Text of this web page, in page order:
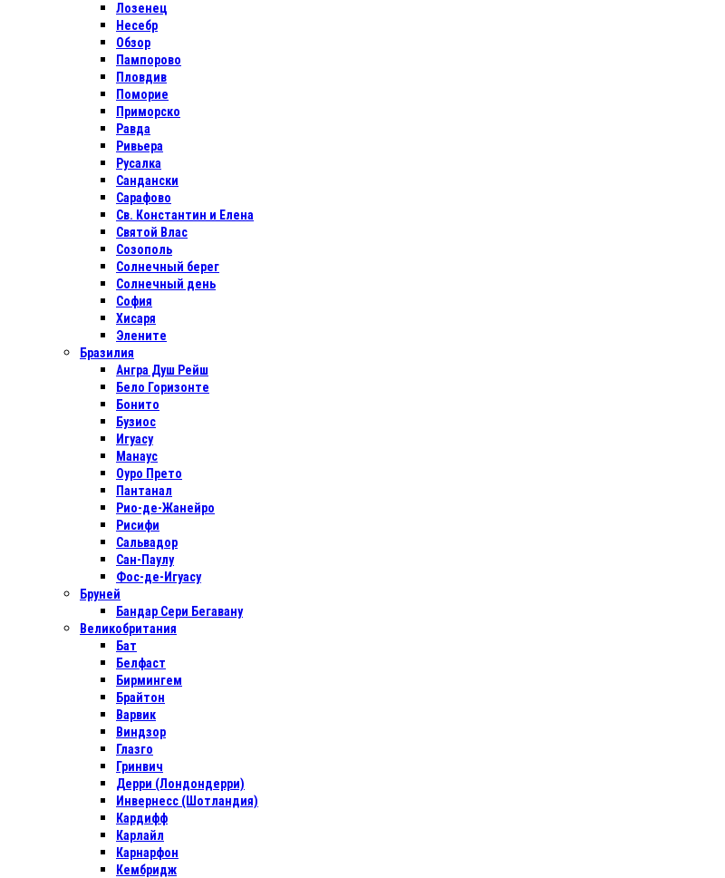
Лозенец
Несебр
Обзор
Пампорово
Пловдив
Поморие
Приморско
Равда
Ривьера
Русалка
Сандански
Сарафово
Св. Константин и Елена
Святой Влас
Созополь
Солнечный берег
Солнечный день
София
Хисаря
Элените
Бразилия
Ангра Душ Рейш
Бело Горизонте
Бонито
Бузиос
Игуасу
Манаус
Оуро Прето
Пантанал
Рио-де-Жанейро
Рисифи
Сальвадор
Сан-Паулу
Фос-де-Игуасу
Бруней
Бандар Сери Бегавану
Великобритания
Бат
Белфаст
Бирмингем
Брайтон
Варвик
Виндзор
Глазго
Гринвич
Дерри (Лондондерри)
Инвернесс (Шотландия)
Кардифф
Карлайл
Карнарфон
Кембридж